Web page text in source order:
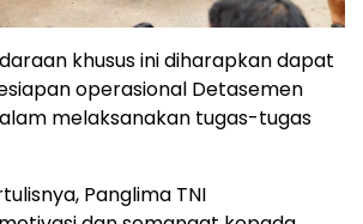
khusus ini diharapkan dapat
operasional Detasemen
melaksanakan tugas-tugas
Panglima TNI